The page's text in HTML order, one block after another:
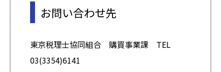
お問い合わせ先
東京税理士協同組合 購買事業課 TEL
03(3354)6141